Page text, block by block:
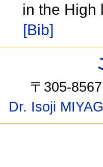
in the High
[Bib]
〒305-
Dr. Isoji